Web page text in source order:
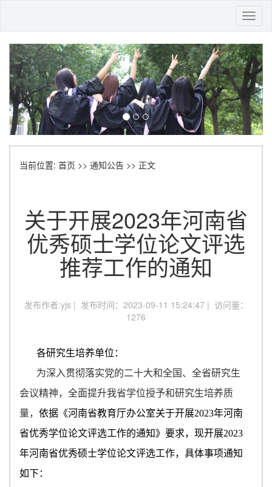
当前位置: 首页 >> 通知公告 >> 正文
关于开展2023年河南省
优秀硕士学位论文评选
推荐工作的通知
发布作者:yjs | 发布时间：2023-09-11 15:24:47 | 访问量：
1276
各研究生培养单位：
为深入贯彻落实党的二十大和全国、全省研究生
会议精神，全面提升我省学位授予和研究生培养质
量， 依据《河南省教育厅办公室关于开展2023年河南
省优秀学位论文评选工作的通知》要求， 现开展2023
年河南省优秀硕士学位论文评选工作， 具体事项通知
如下：